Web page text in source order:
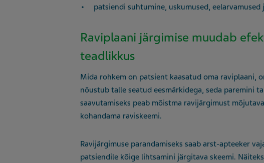
patsiendi suhtumine, uskumused, eelarvamused
Raviplaani järgimise muudab
teadlikkus
Mida rohkem on patsient kaasatud oma raviplaani,
nõustub talle seatud eesmärkidega, seda paremini
saavutamiseks peab mõistma ravijärgimust
kohandama raviskeemi.
Ravijärgimuse parandamiseks saab arst-apteeker
patsiendile kõige lihtsamini järgitava skeemi.